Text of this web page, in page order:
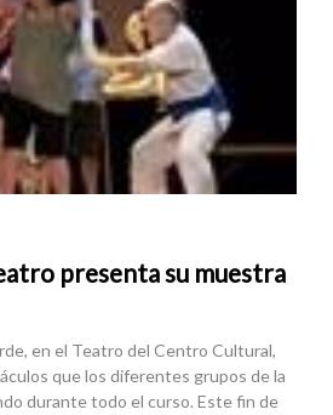
presenta su muestra
en el Teatro del Centro Cultural,
que los diferentes grupos de la
durante todo el curso. Este fin de